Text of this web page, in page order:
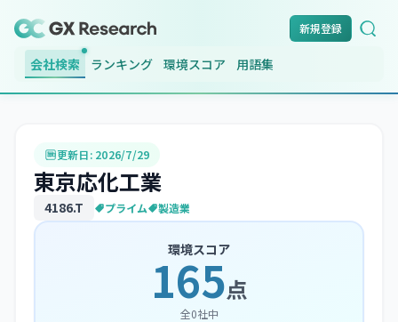
新規登録
会社検索 ランキング 環境スコア 用語集
更新日: 2026/7/29
東京応化工業
4186.T プライム 製造業
環境スコア
165点
全0社中